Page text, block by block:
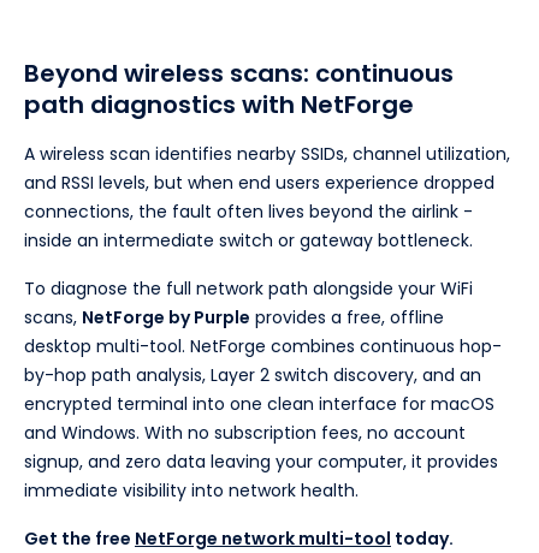
Beyond wireless scans: continuous
path diagnostics with NetForge
A wireless scan identifies nearby SSIDs, channel utilization,
and RSSI levels, but when end users experience dropped
connections, the fault often lives beyond the airlink -
inside an intermediate switch or gateway bottleneck.
To diagnose the full network path alongside your WiFi
scans, NetForge by Purple provides a free, offline
desktop multi-tool. NetForge combines continuous hop-
by-hop path analysis, Layer 2 switch discovery, and an
encrypted terminal into one clean interface for macOS
and Windows. With no subscription fees, no account
signup, and zero data leaving your computer, it provides
immediate visibility into network health.
Get the free NetForge network multi-tool today.